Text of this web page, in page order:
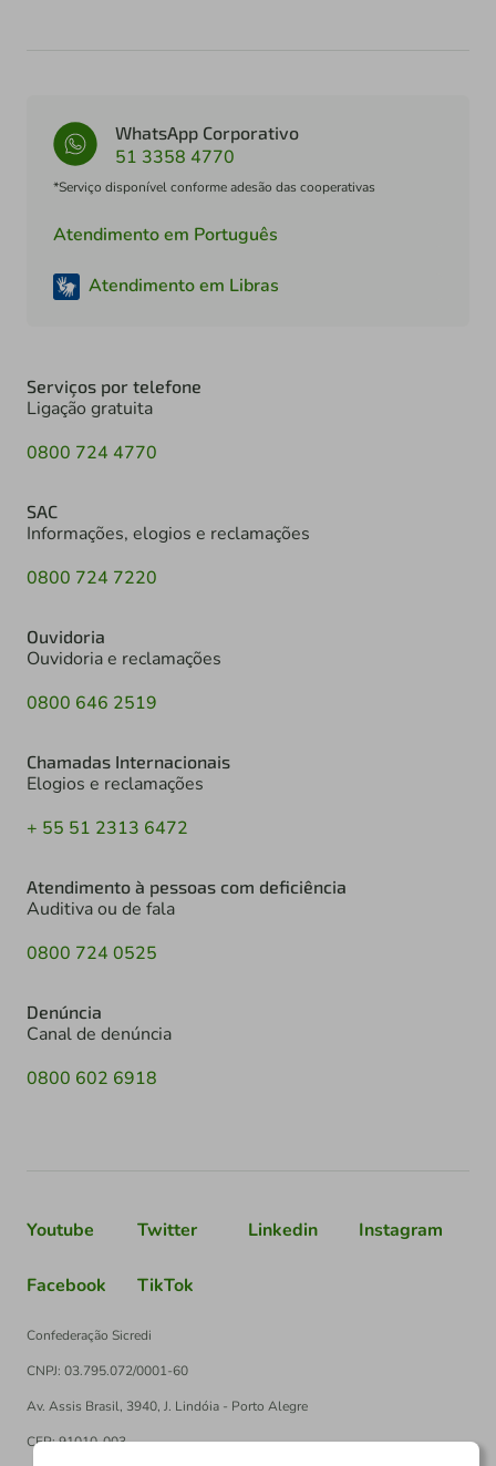
WhatsApp Corporativo
51 3358 4770
*Serviço disponível conforme adesão das cooperativas
Atendimento em Português
Atendimento em Libras
Serviços por telefone
Ligação gratuita
0800 724 4770
SAC
Informações, elogios e reclamações
0800 724 7220
Ouvidoria
Ouvidoria e reclamações
0800 646 2519
Chamadas Internacionais
Elogios e reclamações
+ 55 51 2313 6472
Atendimento à pessoas com deficiência
Auditiva ou de fala
0800 724 0525
Denúncia
Canal de denúncia
0800 602 6918
Youtube Twitter Linkedin Instagram
Facebook TikTok
Confederação Sicredi
CNPJ: 03.795.072/0001-60
Av. Assis Brasil, 3940, J. Lindóia - Porto Alegre
CEP: 91010-003